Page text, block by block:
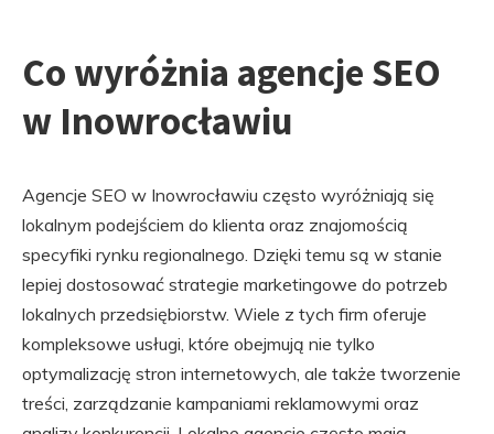
Co wyróżnia agencje SEO
w Inowrocławiu
Agencje SEO w Inowrocławiu często wyróżniają się
lokalnym podejściem do klienta oraz znajomością
specyfiki rynku regionalnego. Dzięki temu są w stanie
lepiej dostosować strategie marketingowe do potrzeb
lokalnych przedsiębiorstw. Wiele z tych firm oferuje
kompleksowe usługi, które obejmują nie tylko
optymalizację stron internetowych, ale także tworzenie
treści, zarządzanie kampaniami reklamowymi oraz